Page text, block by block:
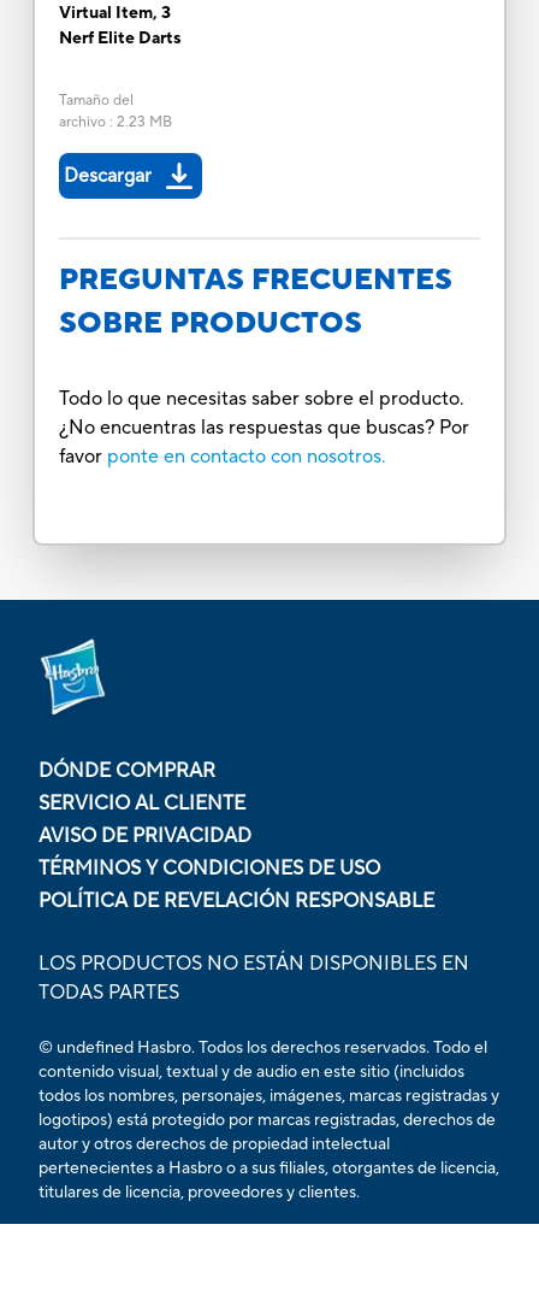
Virtual Item, 3
Nerf Elite Darts
Tamaño del
archivo: 2.23 MB
Descargar
PREGUNTAS FRECUENTES
SOBRE PRODUCTOS
Todo lo que necesitas saber sobre el producto.
¿No encuentras las respuestas que buscas? Por
favor ponte en contacto con nosotros.
DÓNDE COMPRAR
SERVICIO AL CLIENTE
AVISO DE PRIVACIDAD
TÉRMINOS Y CONDICIONES DE USO
POLÍTICA DE REVELACIÓN RESPONSABLE
LOS PRODUCTOS NO ESTÁN DISPONIBLES EN
TODAS PARTES
© undefined Hasbro. Todos los derechos reservados. Todo el
contenido visual, textual y de audio en este sitio (incluidos
todos los nombres, personajes, imágenes, marcas registradas y
logotipos) está protegido por marcas registradas, derechos de
autor y otros derechos de propiedad intelectual
pertenecientes a Hasbro o a sus filiales, otorgantes de licencia,
titulares de licencia, proveedores y clientes.